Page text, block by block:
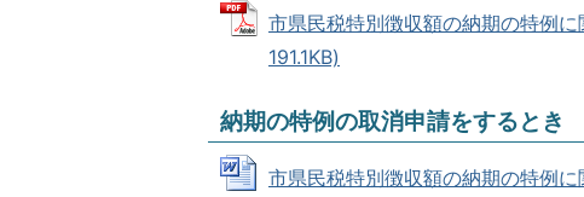
市県民税特別徴収額の納期の特例
191.1KB)
納期の特例の取消申請をするとき
市県民税特別徴収額の納期の特例